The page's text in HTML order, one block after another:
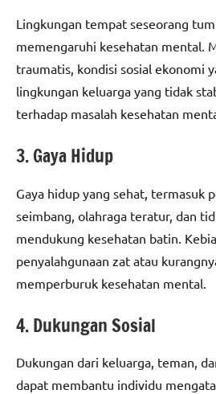
Lingkungan tempat seseorang
memengaruhi kesehatan mental.
traumatis, kondisi sosial ekonomi
lingkungan keluarga yang tidak
terhadap masalah kesehatan
3. Gaya Hidup
Gaya hidup yang sehat, termasuk
seimbang, olahraga teratur, dan
mendukung kesehatan batin.
penyalahgunaan zat atau
memperburuk kesehatan mental.
4. Dukungan Sosial
Dukungan dari keluarga, teman,
dapat membantu individu